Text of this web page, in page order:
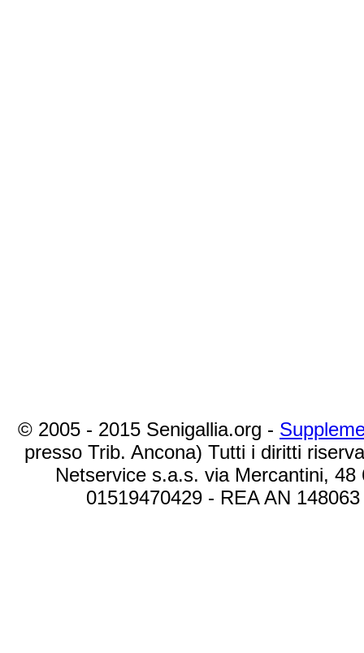
© 2005 - 2015 Senigallia.org -
presso Trib. Ancona) Tutti i diritti
Netservice s.a.s. via Mercantini,
01519470429 - REA AN